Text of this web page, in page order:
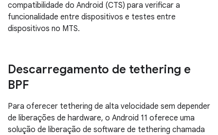
compatibilidade do Android (CTS) para verificar a
funcionalidade entre dispositivos e testes entre
dispositivos no MTS.
Descarregamento de tethering e
BPF
Para oferecer tethering de alta velocidade sem depender
de liberações de hardware, o Android 11 oferece uma
solução de liberação de software de tethering chamada